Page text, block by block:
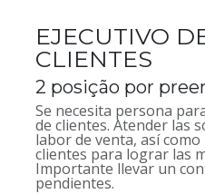
EJECUTIVO
CLIENTES
2 posição por
Se necesita persona
de clientes. Atender las
labor de venta, así
clientes para lograr las
Importante llevar un
pendientes.